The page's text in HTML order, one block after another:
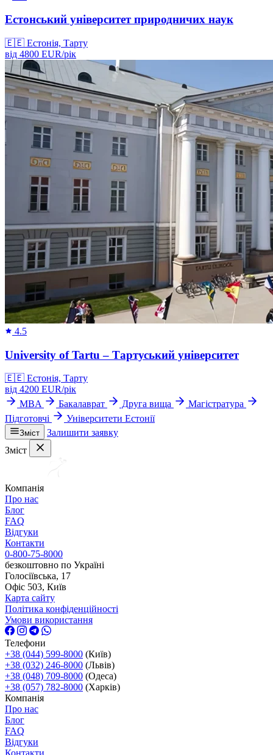
Естонський університет природничих наук
🇪🇪 Естонія, Тарту
від 4800 EUR/рік
4.5
University of Tartu – Тартуський університет
🇪🇪 Естонія, Тарту
від 4200 EUR/рік
MBA
Бакалаврат Друга вища
Магістратура
Підготовчі
Університети Естонії
Зміст
Залишити заявку
Зміст
Компанія
Про нас
Блог
FAQ
Відгуки
Контакти
0-800-75-8000
безкоштовно по Україні
Голосіївська, 17
Офіс 503, Київ
Карта сайту
Політика конфіденційності
Умови використання
Телефони
+38 (044) 599-8000 (Київ)
+38 (032) 246-8000 (Львів)
+38 (048) 709-8000 (Одеса)
+38 (057) 782-8000 (Харків)
Компанія
Про нас
Блог
FAQ
Відгуки